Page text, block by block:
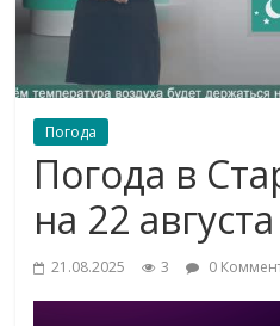
Погода
Погода в
на 22 августа
21.08.2025 3 0